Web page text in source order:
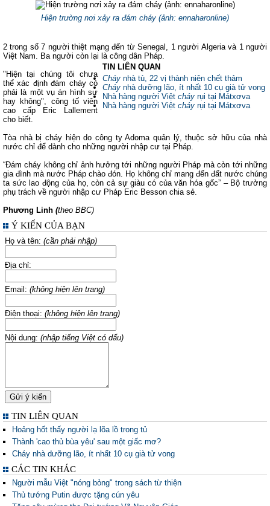
Hiện trường nơi xảy ra đám cháy (ảnh: ennaharonline)
2 trong số 7 người thiệt mạng đến từ Senegal, 1 người Algeria và 1 người
Việt Nam. Ba người còn lại là công dân Pháp.
TIN LIÊN QUAN
Cháy nhà tù, 22 vị thành niên chết thảm
Cháy nhà dưỡng lão, ít nhất 10 cụ già tử vong
Nhà hàng người Việt cháy rụi tại Mátxơva
Nhà hàng người Việt cháy rụi tại Mátxơva
"Hiện tại chúng tôi chưa
thể xác định đám cháy có
phải là một vụ án hình sự
hay không", công tố viên
cao cấp Eric Lallement
cho biết.
Tòa nhà bị cháy hiện do công ty Adoma quản lý, thuộc sở hữu của nhà
nước chỉ để dành cho những người nhập cư tại Pháp.
“Đám cháy không chỉ ảnh hưởng tới những người Pháp mà còn tới những
gia đình mà nước Pháp chào đón. Họ không chỉ mang đến đất nước chúng
ta sức lao động của họ, còn cả sự giàu có của văn hóa gốc” – Bộ trưởng
phụ trách về người nhập cư Pháp Eric Besson chia sẻ.
Phương Linh (theo BBC)
Ý KIẾN CỦA BẠN
Họ và tên: (cần phải nhập)
Địa chỉ:
Email: (không hiện lên trang)
Điện thoại: (không hiện lên trang)
Nội dung: (nhập tiếng Việt có dấu)
TIN LIÊN QUAN
Hoảng hốt thấy người lạ lõa lồ trong tủ
Thành 'cao thủ bùa yêu' sau một giấc mơ?
Cháy nhà dưỡng lão, ít nhất 10 cụ già tử vong
CÁC TIN KHÁC
Người mẫu Việt "nóng bỏng" trong sách từ thiện
Thủ tướng Putin được tặng cún yêu